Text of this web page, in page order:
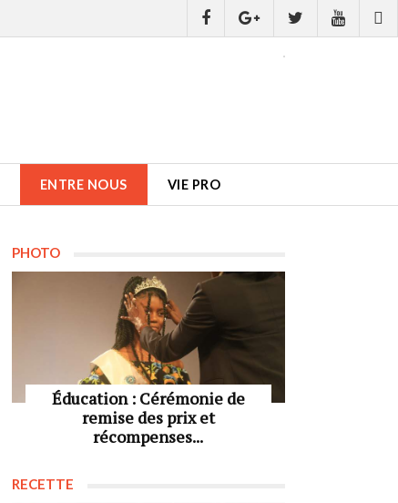
ENTRE NOUS VIE PRO
PHOTO
Éducation : Cérémonie de
remise des prix et
récompenses...
RECETTE